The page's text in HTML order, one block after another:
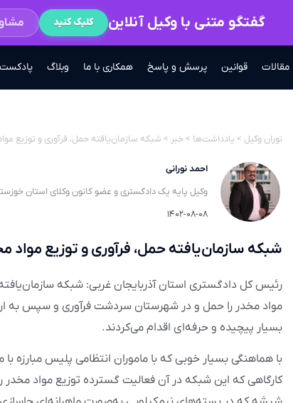
گفتگو متنی با وکیل آنلاین کلیک کنید
مقالات قوانین پرسش و پاسخ همکاری با ما وبلاگ
نوران وکیل > یادداشت‌ها > خبر > شبکه سازمان‌یافته حمل، فرآوری و توزیع
احمد نورانی
وکیل پایه یک دادگستری و عضو کانون وکلای استان
۱۴۰۲-۰۸-۰۸
شبکه سازمان‌یافته حمل، فرآوری و توزیع مواد
رئیس کل دادگستری استان آذربایجان غربی: شبکه
مواد مخدر را حمل و در شهرستان سردشت فرآوری و سپس به
بسیار پیچیده و حرفه‌ای اقدام می‌کردند.
با هماهنگی بسیار خوبی که با ماموران انتظامی پلیس